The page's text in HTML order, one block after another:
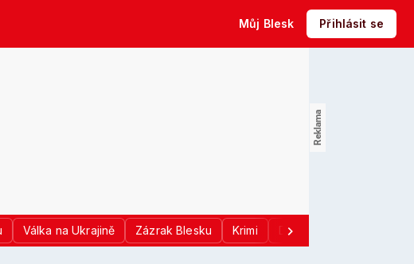
Můj Blesk Přihlásit se
Válka na Ukrajině Zázrak Blesku Krimi Donald Trump